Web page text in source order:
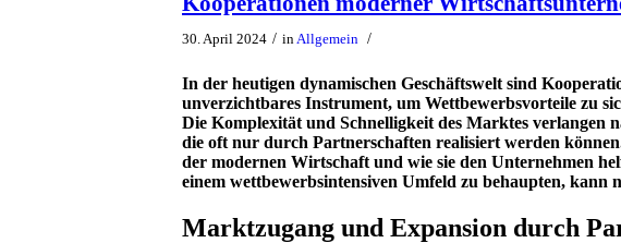
30. April 2024 / in Allgemein /
In der heutigen dynamischen Geschäftswelt sind
unverzichtbares Instrument, um Wettbewerbsvorteile zu
Die Komplexität und Schnelligkeit des Marktes verlangen
die oft nur durch Partnerschaften realisiert werden
der modernen Wirtschaft und wie sie den Unternehmen
einem wettbewerbsintensiven Umfeld zu behaupten, kann
Marktzugang und Expansion durch